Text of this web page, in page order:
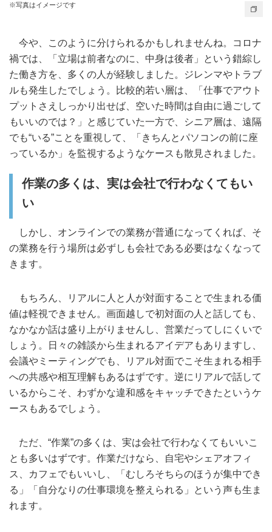
※写真はイメージです
今や、このように分けられるかもしれませんね。コロナ
禍では、「立場は前者なのに、中身は後者」という錯綜し
た働き方を、多くの人が経験しました。ジレンマやトラブ
ルも発生したでしょう。比較的若い層は、「仕事でアウト
プットさえしっかり出せば、空いた時間は自由に過ごして
もいいのでは？」と感じていた一方で、シニア層は、遠隔
でも“いる”ことを重視して、「きちんとパソコンの前に座
っているか」を監視するようなケースも散見されました。
作業の多くは、実は会社で行わなくてもい
い
しかし、オンラインでの業務が普通になってくれば、そ
の業務を行う場所は必ずしも会社である必要はなくなって
きます。
もちろん、リアルに人と人が対面することで生まれる価
値は軽視できません。画面越しで初対面の人と話しても、
なかなか話は盛り上がりませんし、営業だってしにくいで
しょう。日々の雑談から生まれるアイデアもありますし、
会議やミーティングでも、リアル対面でこそ生まれる相手
への共感や相互理解もあるはずです。逆にリアルで話して
いるからこそ、わずかな違和感をキャッチできたというケ
ースもあるでしょう。
ただ、“作業”の多くは、実は会社で行わなくてもいいこ
とも多いはずです。作業だけなら、自宅やシェアオフィ
ス、カフェでもいいし、「むしろそちらのほうが集中でき
る」「自分なりの仕事環境を整えられる」という声も生ま
れます。